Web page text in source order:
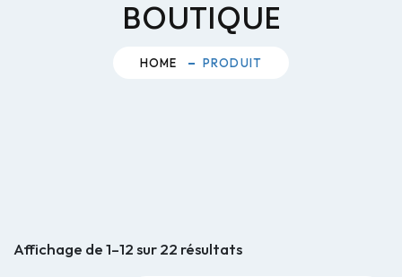
BOUTIQUE
HOME PRODUIT
Affichage de 1–12 sur 22 résultats